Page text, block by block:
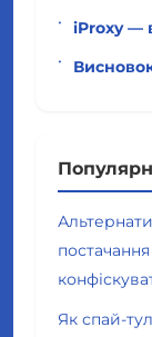
iProxy —
Як спай-